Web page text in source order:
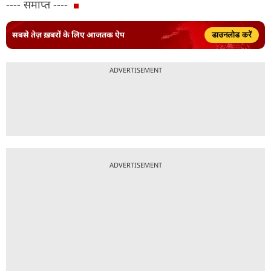
---- समाप्त ----
सबसे तेज़ ख़बरों के लिए आजतक ऐप डाउनलोड करें
ADVERTISEMENT
ADVERTISEMENT